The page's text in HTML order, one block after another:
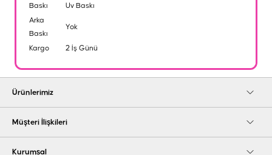
Baskı
Uv Baskı
Arka
Baskı
Yok
Kargo 2 İş Günü
Ürünlerimiz
Müşteri İlişkileri
Kurumsal